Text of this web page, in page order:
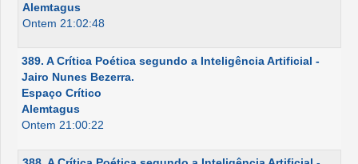
Alemtagus
Ontem 21:02:48
389. A Crítica Poética segundo a Inteligência Artificial -
Jairo Nunes Bezerra.
Espaço Crítico
Alemtagus
Ontem 21:00:22